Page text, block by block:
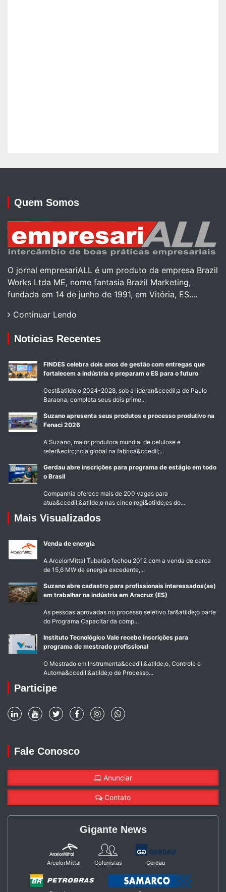
Quem Somos
O jornal empresariALL é um produto da empresa Brazil
Works Ltda ME, nome fantasia Brazil Marketing,
fundada em 14 de junho de 1991, em Vitória, ES.…
Continuar Lendo
Notícias Recentes
FINDES celebra dois anos de gestão com entregas que
fortalecem a indústria e preparam o ES para o futuro
Gest&atilde;o 2024-2028, sob a lideran&ccedil;a de Paulo
Baraona, completa seus dois prime...
Suzano apresenta seus produtos e processo produtivo na
Fenaci 2026
A Suzano, maior produtora mundial de celulose e
refer&ecirc;ncia global na fabrica&ccedil;...
Gerdau abre inscrições para programa de estágio em todo
o Brasil
Companhia oferece mais de 200 vagas para
atua&ccedil;&atilde;o nas cinco regi&otilde;es do...
Mais Visualizados
Venda de energia
A ArcelorMittal Tubarão fechou 2012 com a venda de cerca
de 15,6 MW de energia excedente,...
Suzano abre cadastro para profissionais interessados(as)
em trabalhar na indústria em Aracruz (ES)
As pessoas aprovadas no processo seletivo far&atilde;o parte
do Programa Capacitar da comp...
Instituto Tecnológico Vale recebe inscrições para
programa de mestrado profissional
O Mestrado em Instrumenta&ccedil;&atilde;o, Controle e
Automa&ccedil;&atilde;o de Processo...
Participe
Fale Conosco
Anunciar
Contato
Gigante News
ArcelorMittal Colunistas Gerdau